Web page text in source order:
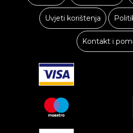
Uvjeti korištenja
Kontakt i